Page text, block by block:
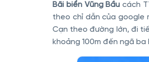
Bãi biển Vũng Bầu cách
theo chỉ dẫn của google
Cạn theo đường lớn, đi
khoảng 100m đến ngã